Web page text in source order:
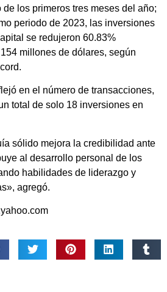
los primeros tres meses del año;
periodo de 2023, las inversiones
se redujeron 60.83%
millones de dólares, según
en el número de transacciones,
total de solo 18 inversiones en
sólido mejora la credibilidad ante
al desarrollo personal de los
habilidades de liderazgo y
agregó.